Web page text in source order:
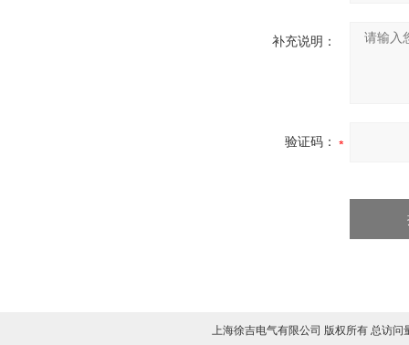
补充说明：
验证码：
上海徐吉电气有限公司 版权所有 总访问